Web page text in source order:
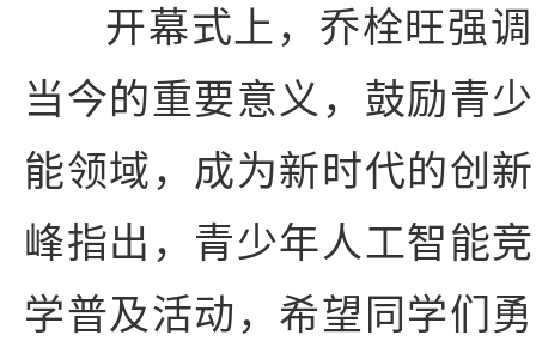
开幕式上，乔栓旺强
当今的重要意义，鼓励青
能领域，成为新时代的创
峰指出，青少年人工智能
学普及活动，希望同学们